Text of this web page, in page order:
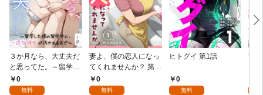
３か月なら、大丈夫だ
と思ってた。～留学し
た僕の留守中に、一途
な彼女が汚されるまで
0
無料
妻よ、僕の恋人になっ
てくれませんか？ 第1
話0
無料
ヒトグイ 第1話
0
無料
世